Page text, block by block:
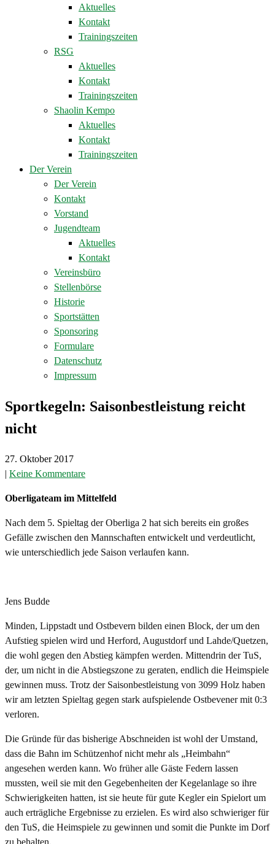
Aktuelles
Kontakt
Trainingszeiten
RSG
Aktuelles
Kontakt
Trainingszeiten
Shaolin Kempo
Aktuelles
Kontakt
Trainingszeiten
Der Verein
Der Verein
Kontakt
Vorstand
Jugendteam
Aktuelles
Kontakt
Vereinsbüro
Stellenbörse
Historie
Sportstätten
Sponsoring
Formulare
Datenschutz
Impressum
Sportkegeln: Saisonbestleistung reicht
nicht
27. Oktober 2017
| Keine Kommentare
Oberligateam im Mittelfeld
Nach dem 5. Spieltag der Oberliga 2 hat sich bereits ein großes
Gefälle zwischen den Mannschaften entwickelt und verdeutlicht,
wie unterschiedlich jede Saison verlaufen kann.
Jens Budde
Minden, Lippstadt und Ostbevern bilden einen Block, der um den
Aufstieg spielen wird und Herford, Augustdorf und Lahde/Quetzen,
die wohl gegen den Abstieg kämpfen werden. Mittendrin der TuS,
der, um nicht in die Abstiegszone zu geraten, endlich die Heimspiele
gewinnen muss. Trotz der Saisonbestleistung von 3099 Holz haben
wir am letzten Spieltag gegen stark aufspielende Ostbevener mit 0:3
verloren.
Die Gründe für das bisherige Abschneiden ist wohl der Umstand,
dass die Bahn im Schützenhof nicht mehr als „Heimbahn“
angesehen werden kann. Wo früher alle Gäste Federn lassen
mussten, weil sie mit den Gegebenheiten der Kegelanlage so ihre
Schwierigkeiten hatten, ist sie heute für gute Kegler ein Spielort um
auch erträgliche Ergebnisse zu erzielen. Es wird also schwieriger für
den TuS, die Heimspiele zu gewinnen und somit die Punkte im Dorf
zu behalten.